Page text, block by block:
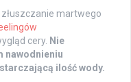
martwego
cery. Nie
nawodnieniu
ilość wody.